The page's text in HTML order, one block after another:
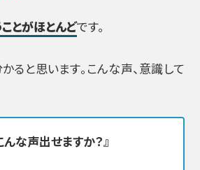
とがほとんどです。
と思います。こんな声、意識して
な声出せますか？』